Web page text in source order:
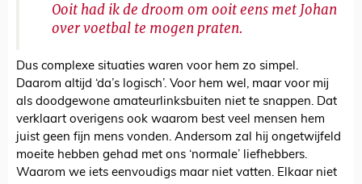
Ooit had ik de droom om ooit eens met Johan
over voetbal te mogen praten.
Dus complexe situaties waren voor hem zo simpel.
Daarom altijd ‘da’s logisch’. Voor hem wel, maar voor mij
als doodgewone amateurlinksbuiten niet te snappen. Dat
verklaart overigens ook waarom best veel mensen hem
juist geen fijn mens vonden. Andersom zal hij ongetwijfeld
moeite hebben gehad met ons ‘normale’ liefhebbers.
Waarom we iets eenvoudigs maar niet vatten. Elkaar niet